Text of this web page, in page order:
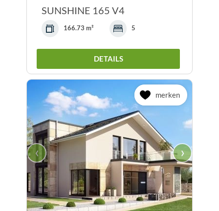
SUNSHINE 165 V4
166.73 m² 5
DETAILS
merken
‹ ›